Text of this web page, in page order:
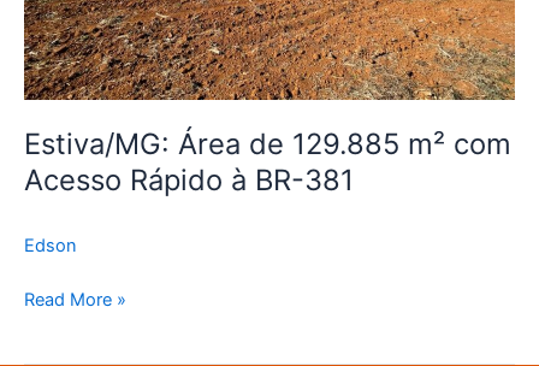
Estiva/MG: Área de 129.885 m² com
Acesso Rápido à BR-381
Edson
BR-
381
Read More »